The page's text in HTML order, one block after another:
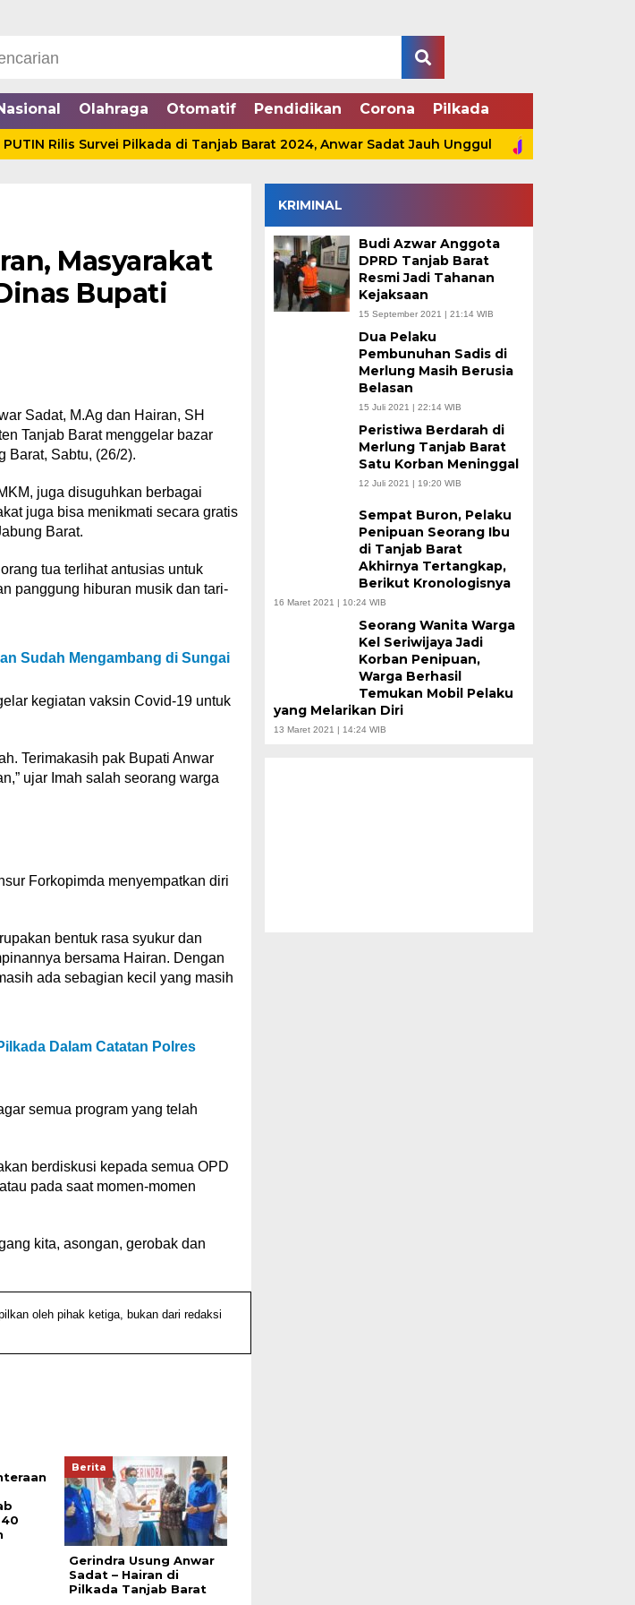
Olahraga Otomatif Pendidikan Corona Pilkada
Rilis Survei Pilkada di Tanjab Barat 2024, Anwar Sadat Jauh Unggul Simak Spesifikasi
Masyarakat
Bupati
Sadat, M.Ag dan Hairan, SH
Tanjab Barat menggelar bazar
Barat, Sabtu, (26/2).
juga disuguhkan berbagai
juga bisa menikmati secara gratis
Barat.
tua terlihat antusias untuk
panggung hiburan musik dan tari-
Sudah Mengambang di Sungai
kegiatan vaksin Covid-19 untuk
Terimakasih pak Bupati Anwar
ujar Imah salah seorang warga
Forkopimda menyempatkan diri
bentuk rasa syukur dan
bersama Hairan. Dengan
ada sebagian kecil yang masih
Dalam Catatan Polres
semua program yang telah
berdiskusi kepada semua OPD
pada saat momen-momen
kita, asongan, gerobak dan
oleh pihak ketiga, bukan dari redaksi
Berita
Gerindra Usung Anwar
Sadat – Hairan di
Pilkada Tanjab Barat
KRIMINAL
Budi Azwar Anggota
DPRD Tanjab Barat
Resmi Jadi Tahanan
Kejaksaan
15 September 2021 | 21:14 WIB
Dua Pelaku
Pembunuhan Sadis di
Merlung Masih Berusia
Belasan
15 Juli 2021 | 22:14 WIB
Peristiwa Berdarah di
Merlung Tanjab Barat
Satu Korban Meninggal
12 Juli 2021 | 19:20 WIB
Sempat Buron, Pelaku
Penipuan Seorang Ibu
di Tanjab Barat
Akhirnya Tertangkap,
Berikut Kronologisnya
16 Maret 2021 | 10:24 WIB
Seorang Wanita Warga
Kel Seriwijaya Jadi
Korban Penipuan,
Warga Berhasil
Temukan Mobil Pelaku
yang Melarikan Diri
13 Maret 2021 | 14:24 WIB